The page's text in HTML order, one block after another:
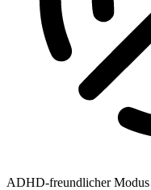
ADHD-freundlicher Modus